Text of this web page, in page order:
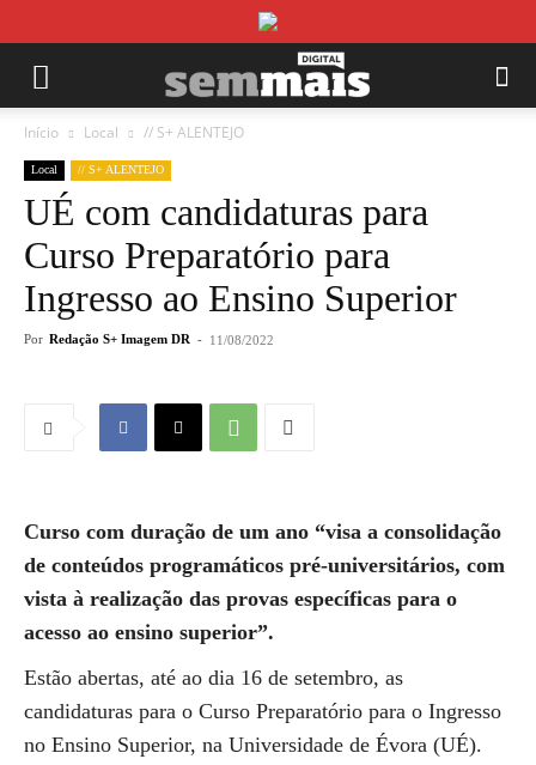
Início Local // S+ ALENTEJO
Local // S+ ALENTEJO
UÉ com candidaturas para
Curso Preparatório para
Ingresso ao Ensino Superior
Por Redação S+ Imagem DR - 11/08/2022
Curso com duração de um ano “visa a consolidação
de conteúdos programáticos pré-universitários, com
vista à realização das provas específicas para o
acesso ao ensino superior”.
Estão abertas, até ao dia 16 de setembro, as
candidaturas para o Curso Preparatório para o Ingresso
no Ensino Superior, na Universidade de Évora (UÉ).